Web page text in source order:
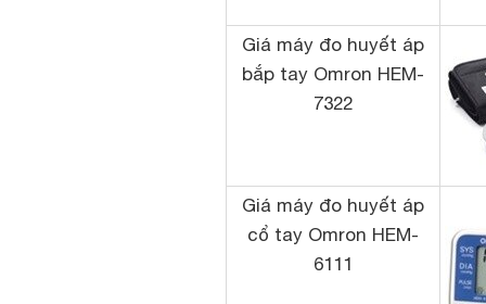
Giá máy đo huyết áp
bắp tay Omron HEM-
7322
Giá máy đo huyết áp
cổ tay Omron HEM-
6111